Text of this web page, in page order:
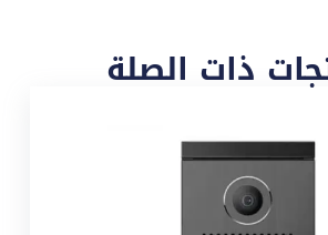
ذات الصلة